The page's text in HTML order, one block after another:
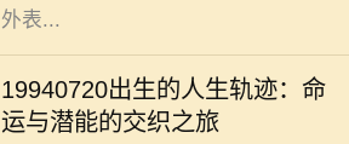
外表...
19940720出生的人生轨迹：命
运与潜能的交织之旅
在众多的出生日期中，1994年7月20
日这一日具有其独特的意义。对于这
一日出生的人来说，他们的命运似乎
注定要与众不同。每个人都希望自己